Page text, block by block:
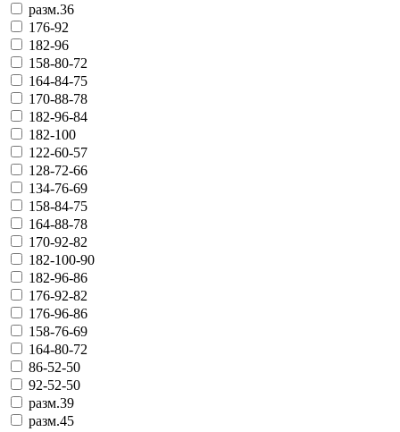
разм.36
176-92
182-96
158-80-72
164-84-75
170-88-78
182-96-84
182-100
122-60-57
128-72-66
134-76-69
158-84-75
164-88-78
170-92-82
182-100-90
182-96-86
176-92-82
176-96-86
158-76-69
164-80-72
86-52-50
92-52-50
разм.39
разм.45